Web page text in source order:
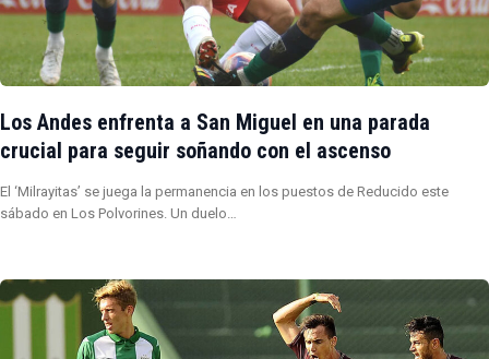
Los Andes enfrenta a San Miguel en una parada
crucial para seguir soñando con el ascenso
El ‘Milrayitas’ se juega la permanencia en los puestos de Reducido este
sábado en Los Polvorines. Un duelo…